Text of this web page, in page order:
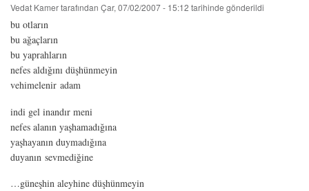
Vedat Kamertarafından Çar, 07/02/2007 - 15:12 tarihinde gönderildi
bu otların
bu ağaçların
bu yaprahların
nefes aldığını düşhünmeyin
vehimelenir adam
indi gel inandır meni
nefes alanın yaşhamadığına
yaşhayanın duymadığına
duyanın sevmediğine
…güneşhin aleyhine düşhünmeyin